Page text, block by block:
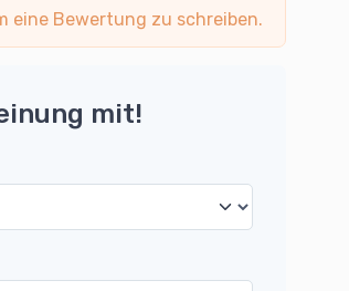
eine Bewertung zu schreiben.
mit!